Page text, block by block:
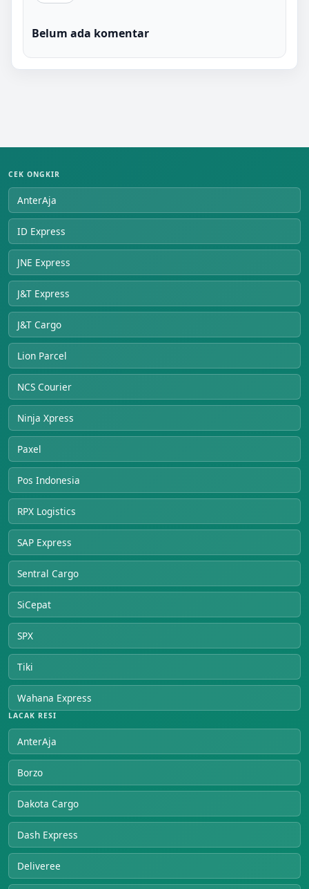
Belum ada komentar
CEK ONGKIR
AnterAja
ID Express
JNE Express
J&T Express
J&T Cargo
Lion Parcel
NCS Courier
Ninja Xpress
Paxel
Pos Indonesia
RPX Logistics
SAP Express
Sentral Cargo
SiCepat
SPX
Tiki
Wahana Express
LACAK RESI
AnterAja
Borzo
Dakota Cargo
Dash Express
Deliveree